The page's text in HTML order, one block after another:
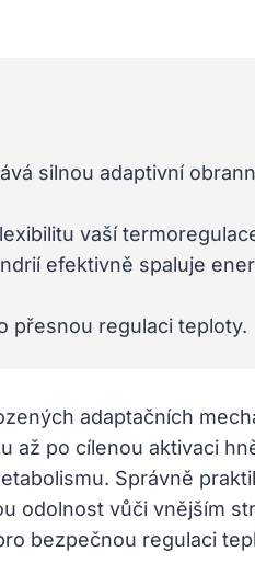
silnou adaptivní
vaší
efektivně spaluje
přesnou regulaci teploty.
adaptačních
až po cílenou aktivaci
Správně
odolnost vůči vnějším
bezpečnou regulaci